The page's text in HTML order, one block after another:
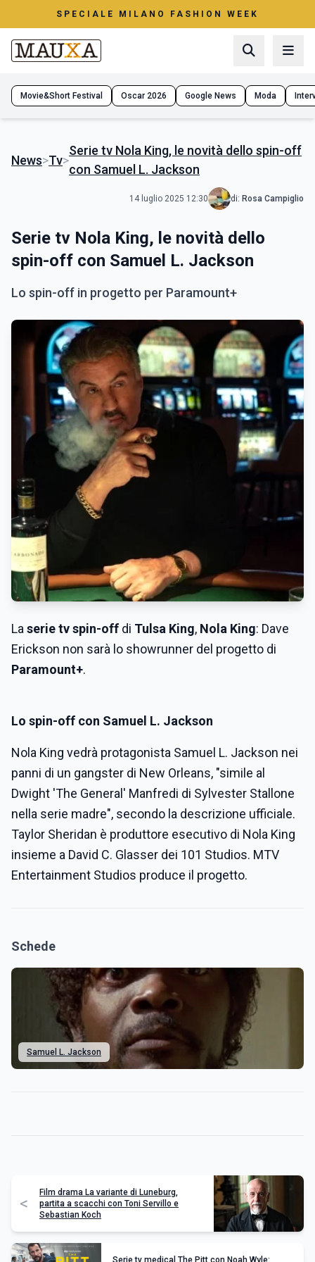
SPECIALE MILANO FASHION WEEK
Movie&Short Festival Oscar 2026 Google News Moda
News>Tv>
Serie tv Nola King, le novità dello spin-off
con Samuel L. Jackson
14 luglio 2025 12:30 di: Rosa Campiglio
Serie tv Nola King, le novità dello
spin-off con Samuel L. Jackson
Lo spin-off in progetto per Paramount+
La serie tv spin-off di Tulsa King, Nola King: Dave
Erickson non sarà lo showrunner del progetto di
Paramount+.
Lo spin-off con Samuel L. Jackson
Nola King vedrà protagonista Samuel L. Jackson nei
panni di un gangster di New Orleans, "simile al
Dwight 'The General' Manfredi di Sylvester Stallone
nella serie madre", secondo la descrizione ufficiale.
Taylor Sheridan è produttore esecutivo di Nola King
insieme a David C. Glasser dei 101 Studios. MTV
Entertainment Studios produce il progetto.
Schede
Samuel L. Jackson
<
Film drama La variante di Luneburg,
partita a scacchi con Toni Servillo e
Sebastian Koch
Serie tv medical The Pitt con Noah Wyle: